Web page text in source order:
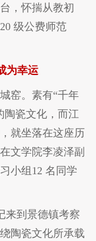
，怀揣从教初
级公费师范
为幸运
窑。素有“千年
陶瓷文化，而江
就坐落在这座历
文学院李凌泽副
小组12 名同学
来到景德镇考察
陶瓷文化所承载